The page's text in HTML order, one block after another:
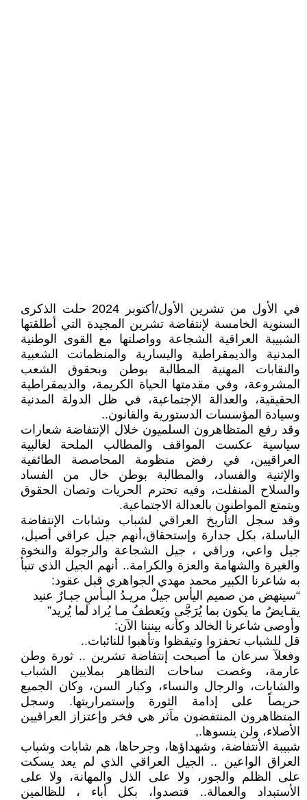
في الأول من تشرين الأول/أكتوبر 2024 حلت الذكرى
السنوية الخامسة لإنتفاضة تشرين المجيدة التي أطلقتها
الشبيبة العراقية الشجاعة وواصلتها مع القوى الوطنية
المدنية والديمقراطية واليسارية والمنظماتت الشعبية
والنقابات المهنية المطالبة بوطن وبحقوق الشعب
المشروعة، وفي مقدمتها الحياة الكريمة، والديمقراطية
الحقيقية، والعدالة الإجتماعية، في ظل الدولة المدنية
وسيادة المؤسسات الدستورية والقانون..
وقد رفع المتظاهرون السلميون خلال الإنتفاضة شعارات
سياسية عكست المواقف والمطالب الملحة لغالبية
العراقيين، في رفض منظومة المحاصصة الطائفية
والإثنية والفساد، والمطالبة بوطن خال من الفساد
والسلاح المنفلت، وفيه تحترم الحريات وتصان الحقوق
ويتمتع المواطنون بالعدالة الاجتماعية.
وقد سجل التأريخ العراقي لشباب وشابات الإنتفاضة
الباسلة، بكل جدارة وإستحقاق،أنهم جيل عراقي أصيل،
جيل واعي، وراقي ، جيل الشجاعة والرجولة والنخوة
والغيرة والشهامة والعزة والكرامة.. أنهم الجيل الذي تنبأ
به شاعرنا الكبير محمد مهدي الجواهري قبل عقود:
“سينهض من صميم اليأس جيلٌ مريـدُ البـأسِ جبـارٌ عنيد
يقـايضُ ما يكون بما يُرَجَّى ويَعطفُ مـا يُراد لما يُريد”
وأوصى شاعرنا الخالد وكأنه بينننا الآن:
قل للشباب تحفزوا وتيقظوا وتأهبوا للنائبات..
وفعلآ سرعان ما أصبحت إنتفاضة تشرين .. ثورة وطن
عارمة، وغصت ساحات التظاهر بملايين الشباب
والشابات، والرجال والنساء، وكبار السن، وكان الجميع
حريصاً على إدامة الثورة وإستمراريتها. وسجل
المتظاهرون المنتفضون ماَثر هي فخر وإعتزاز العراقيين
الأصلاء، ولن ينسوها.,
شبيبة الأنتفاضة، وشهداؤها، وجرحاها، هم شابات وشباب
العراق الواعين .. الجيل العراقي الذي لم يعد يسكت
على الظلم والجور، ولا على الذل والمهانة، ولا على
الأستبداد والعمالة.. فتصدوا، بكل أباء ، للظالمين